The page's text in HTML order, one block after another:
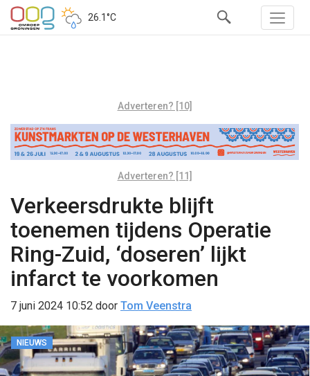
26.1°C
Adverteren? [10]
Adverteren? [11]
Verkeersdrukte blijft
toenemen tijdens Operatie
Ring-Zuid, ‘doseren’ lijkt
infarct te voorkomen
7 juni 2024 10:52 door Tom Veenstra
NIEUWS